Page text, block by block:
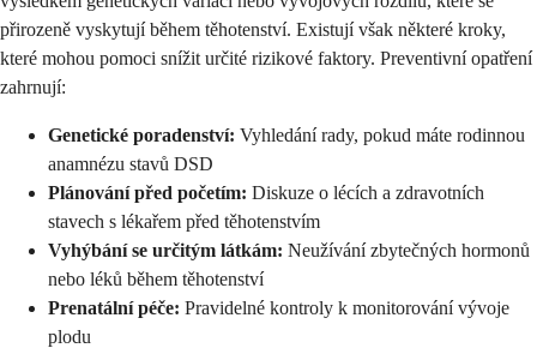
přirozeně vyskytují během těhotenství. Existují však některé kroky,
které mohou pomoci snížit určité rizikové faktory. Preventivní opatření
zahrnují:
Genetické poradenství: Vyhledání rady, pokud máte rodinnou
anamnézu stavů DSD
Plánování před početím: Diskuze o lécích a zdravotních
stavech s lékařem před těhotenstvím
Vyhýbání se určitým látkám: Neužívání zbytečných hormonů
nebo léků během těhotenství
Prenatální péče: Pravidelné kontroly k monitorování vývoje
plodu